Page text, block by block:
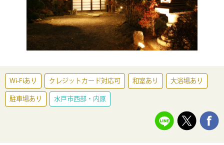
Wi-Fiあり クレジットカード対応可 和室あり
大浴場あり
駐車場あり
水戸市西部・内原